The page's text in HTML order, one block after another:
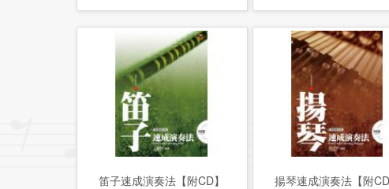
笛子速成演奏法【附CD】
揚琴速成演奏法【附CD